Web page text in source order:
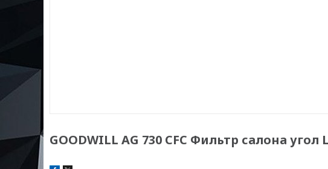
GOODWILL AG 730 CFC Фильтр салона угол